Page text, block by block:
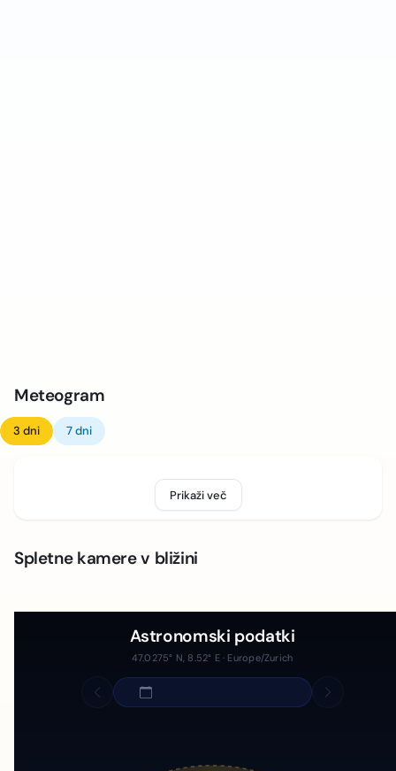
Meteogram
3 dni 7 dni
Prikaži več
Spletne kamere v bližini
Astronomski podatki
47.0275° N, 8.52° E · Europe/Zurich